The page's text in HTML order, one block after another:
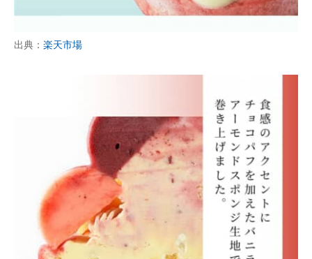
出典： 楽天市場